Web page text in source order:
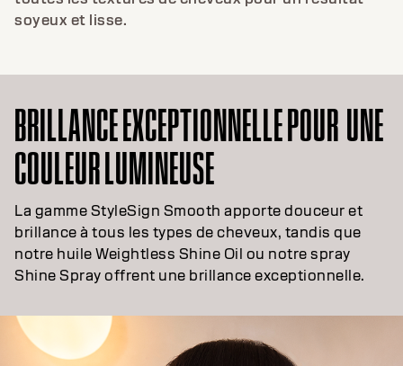
soyeux et lisse.
BRILLANCE EXCEPTIONNELLE POUR UNE
COULEUR LUMINEUSE
La gamme StyleSign Smooth apporte douceur et
brillance à tous les types de cheveux, tandis que
notre huile Weightless Shine Oil ou notre spray
Shine Spray offrent une brillance exceptionnelle.